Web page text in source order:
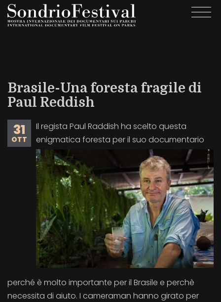
Salta
Brasile-Una foresta fragile di
Paul Reddish
31
OTT
Il regista Paul Raddish ha scelto questa
enigmatica foresta per il suo documentario
perché è molto importante per il Brasile e perchè
necessita di aiuto. I cameraman hanno girato per